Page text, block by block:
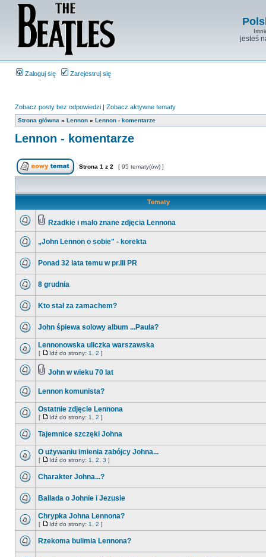
jesteś
Zaloguj się Zarejestruj się
Zobacz posty bez odpowiedzi | Zobacz aktywne tematy
Strona główna » Lennon » Lennon - komentarze
Lennon - komentarze
Strona 1 z 2 [ 95 tematy(ów) ]
Tematy
Rzadkie i mało znane zdjęcia Lennona
„John Lennon o sobie" - korekta
Ponad 32 lata temu w pr.III PR
8 grudnia
Kto stał za zamachem?
John śpiewa solowy album ...Paula?
Lennonowska uliczka warszawska
[ Idź do strony: 1 2 ]
John w wieku 70 lat
Lennon komunista?
Ostatnie zdjęcie Lennona
[ Idź do strony: 1 2 ]
Tajemnice szczęki Johna
O używaniu imienia zabójcy Johna...
[ Idź do strony: 1 2 3 ]
Charakter Johna...?
Ballada o Johnie i Jezusie
Chrypka Johna Lennona?
[ Idź do strony: 1 2 ]
Rzekoma bulimia Lennona?